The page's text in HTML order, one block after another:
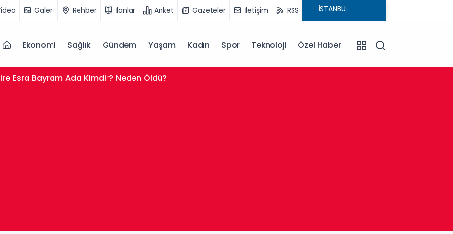
Galeri Rehber İlanlar Anket Gazeteler İletişim RSS
Ekonomi Sağlık Gündem Yaşam Kadın Spor Teknoloji Özel Haber
Esra Bayram Ada Kimdir? Neden Öldü?